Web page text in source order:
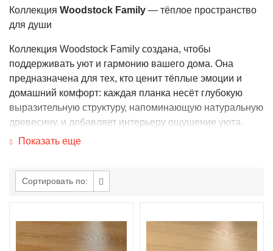
Коллекция Woodstock Family — тёплое пространство
для души
Коллекция Woodstock Family создана, чтобы
поддерживать уют и гармонию вашего дома. Она
предназначена для тех, кто ценит тёплые эмоции и
домашний комфорт: каждая планка несёт глубокую
выразительную структуру, напоминающую натуральную
древесину, и добавляет интерьеру ощущение уюта.
Ключевые характеристики
защита от влаги, минимизирует риск деформации и
появление плесени.
безопасность при использовании в жилых и
общественных помещениях.
Показать еще
Сортировать по: